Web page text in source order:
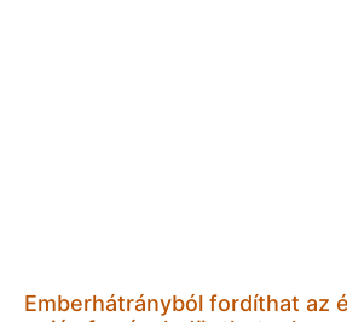
Emberhátrányból fordíthat az